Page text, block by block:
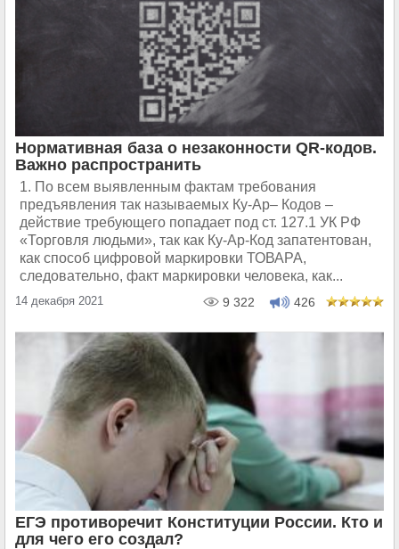
Нормативная база о незаконности QR-кодов.
Важно распространить
1. По всем выявленным фактам требования
предъявления так называемых Ку-Ар– Кодов –
действие требующего попадает под ст. 127.1 УК РФ
«Торговля людьми», так как Ку-Ар-Код запатентован,
как способ цифровой маркировки ТОВАРА,
следовательно, факт маркировки человека, как...
14 декабря 2021 9 322 426
ЕГЭ противоречит Конституции России. Кто и
для чего его создал?